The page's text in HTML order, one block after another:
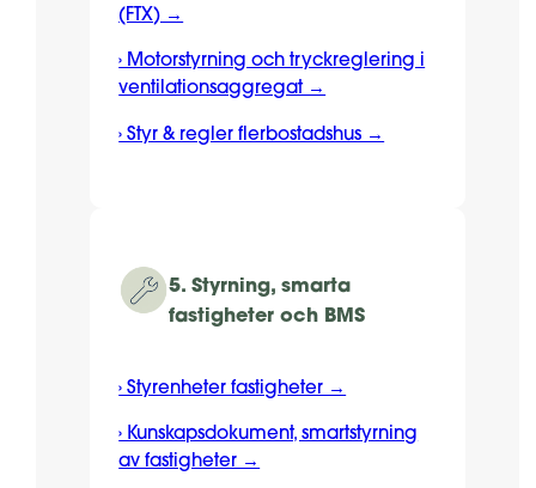
(FTX) →
› Motorstyrning och tryckreglering i
ventilationsaggregat →
› Styr & regler flerbostadshus →
5. Styrning, smarta
fastigheter och BMS
› Styrenheter fastigheter →
› Kunskapsdokument, smartstyrning
av fastigheter →